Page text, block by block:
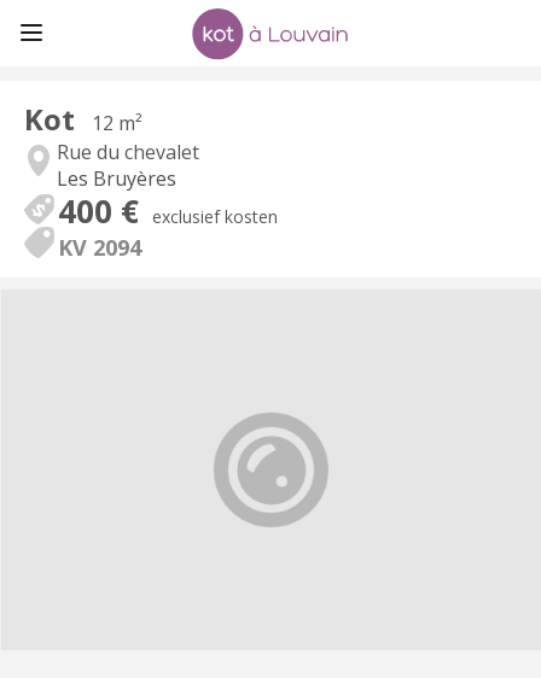
Kot
12 m²
Rue du chevalet
Les Bruyères
400 € exclusief kosten
KV 2094